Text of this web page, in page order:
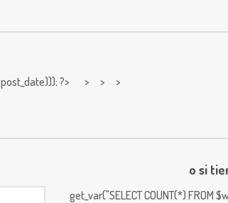
post_date))); ?> > > >
o si
get_var("SELECT COUNT(*) FROM